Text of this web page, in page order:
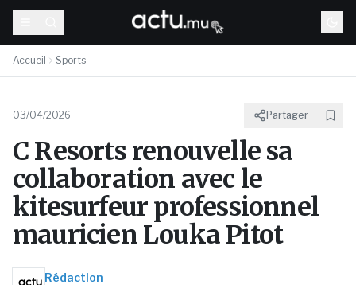
Accueil Sports
03/04/2026 Partager
C Resorts renouvelle sa
collaboration avec le
kitesurfeur professionnel
mauricien Louka Pitot
Rédaction